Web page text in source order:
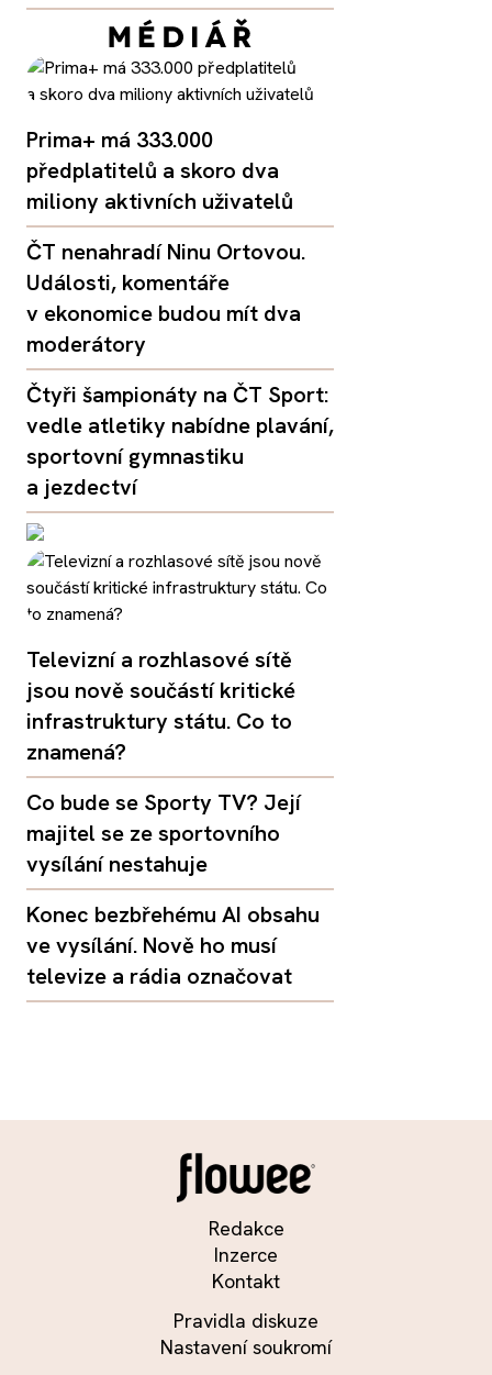
Prima+ má 333.000
předplatitelů a skoro dva
miliony aktivních uživatelů
ČT nenahradí Ninu Ortovou.
Události, komentáře
v ekonomice budou mít dva
moderátory
Čtyři šampionáty na ČT Sport:
vedle atletiky nabídne plavání,
sportovní gymnastiku
a jezdectví
Televizní a rozhlasové sítě
jsou nově součástí kritické
infrastruktury státu. Co to
znamená?
Co bude se Sporty TV? Její
majitel se ze sportovního
vysílání nestahuje
Konec bezbřehému AI obsahu
ve vysílání. Nově ho musí
televize a rádia označovat
Redakce
Inzerce
Kontakt
Pravidla diskuze
Nastavení soukromí